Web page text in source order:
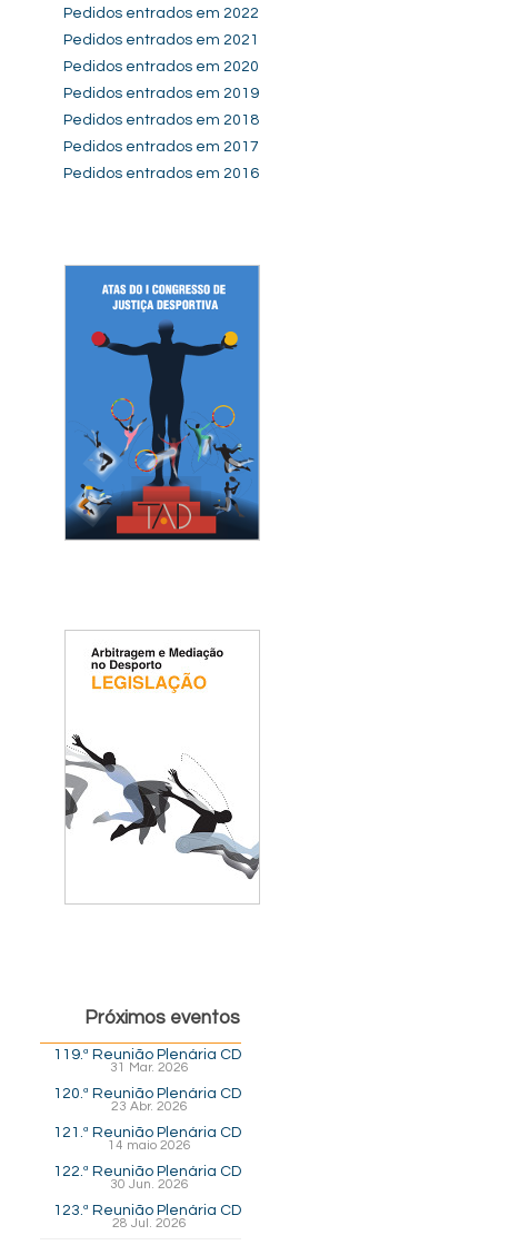
Pedidos entrados em 2022
Pedidos entrados em 2021
Pedidos entrados em 2020
Pedidos entrados em 2019
Pedidos entrados em 2018
Pedidos entrados em 2017
Pedidos entrados em 2016
Próximos eventos
119.ª Reunião Plenária CD
31 Mar. 2026
120.ª Reunião Plenária CD
23 Abr. 2026
121.ª Reunião Plenária CD
14 maio 2026
122.ª Reunião Plenária CD
30 Jun. 2026
123.ª Reunião Plenária CD
28 Jul. 2026